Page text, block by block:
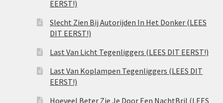
EERST!)
Slecht Zien Bij Autorijden In Het Donker (LEES
DIT EERST!)
Last Van Licht Tegenliggers (LEES DIT EERST!)
Last Van Koplampen Tegenliggers (LEES DIT
EERST!)
Hoeveel Beter Zie Je Door Een NachtBril (LEES